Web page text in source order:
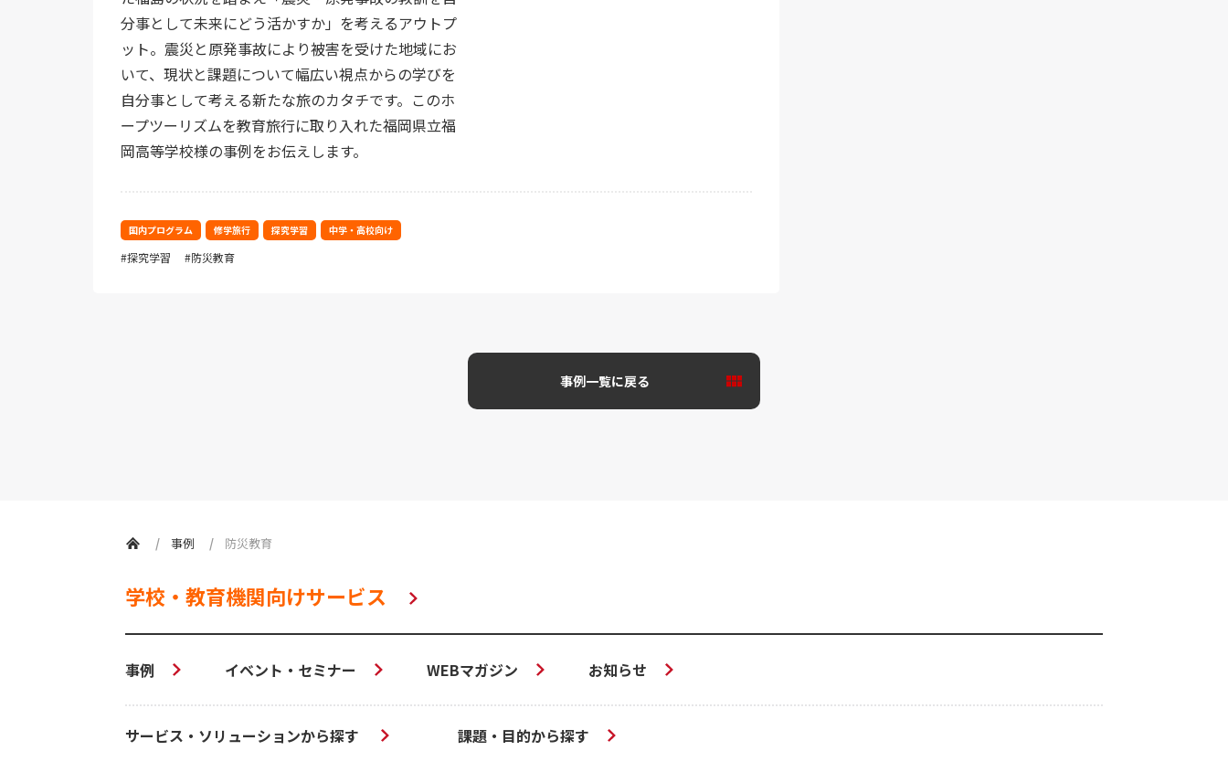
分事として未来にどう活かすか」を考えるアウトプ
ット。震災と原発事故により被害を受けた地域にお
いて、現状と課題について幅広い視点からの学びを
自分事として考える新たな旅のカタチです。このホ
ープツーリズムを教育旅行に取り入れた福岡県立福
岡高等学校様の事例をお伝えします。
国内プログラム 修学旅行 探究学習 中学・高校向け
探究学習 防災教育
事例一覧に戻る
事例 防災教育
学校・教育機関向けサービス
事例 イベント・セミナー WEBマガジン お知らせ
サービス・ソリューションから探す 課題・目的から探す